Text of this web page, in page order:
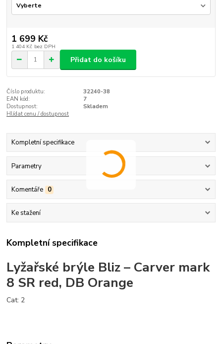
1 699 Kč
1 404 Kč bez DPH
Přidat do košíku
Číslo produktu:
32240-38
EAN kód:
7
Dostupnost:
Skladem
Hlídat cenu / dostupnost
Kompletní specifikace
Parametry
Komentáře 0
Ke stažení
Kompletní specifikace
Lyžařské brýle Bliz – Carver mark
8 SR red, DB Orange
Cat: 2